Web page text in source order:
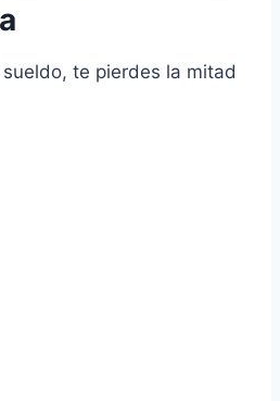
te pierdes la mitad